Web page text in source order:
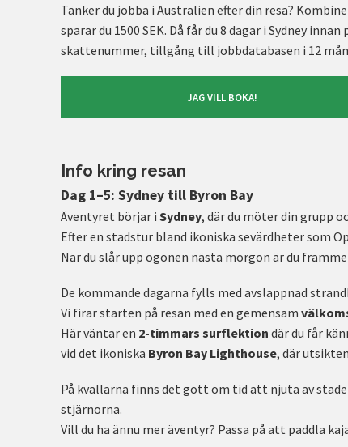
Tänker du jobba i Australien efter din resa?
sparar du 1500 SEK. Då får du 8 dagar i Sydney
skattenummer, tillgång till jobbdatabasen i 12
JAG VILL BOKA!
Info kring resan
Dag 1–5: Sydney till Byron Bay
Äventyret börjar i Sydney, där du möter din grupp
Efter en stadstur bland ikoniska sevärdheter som
När du slår upp ögonen nästa morgon är du
De kommande dagarna fylls med avslappnad
Vi firar starten på resan med en gemensam
Här väntar en 2-timmars surflektion där du får
vid det ikoniska Byron Bay Lighthouse, där
På kvällarna finns det gott om tid att njuta av
stjärnorna.
Vill du ha ännu mer äventyr? Passa på att paddla